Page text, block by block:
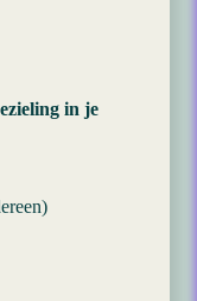
in je